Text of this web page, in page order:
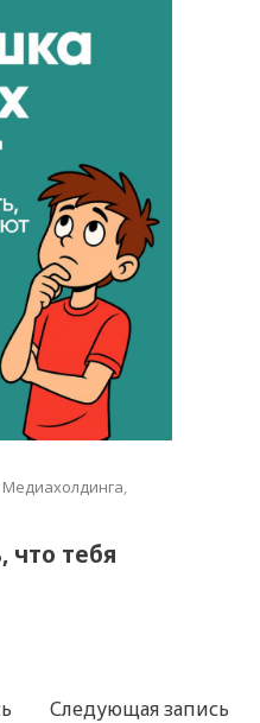
,
что тебя
Следующая запись